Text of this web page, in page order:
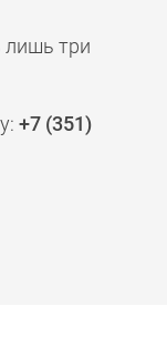
лишь три
+7 (351)